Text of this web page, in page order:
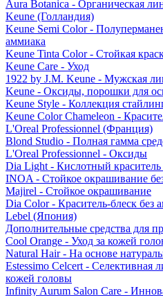
Aura Botanica - Органическая
Keune (Голландия)
Keune Semi Color -
аммиака
Keune Tinta Color - Стойкая
Keune Care - Уход
1922 by J.M. Keune - Мужская
Keune - Оксиды, порошки для
Keune Style - Коллекция
Keune Color Chameleon -
L'Oreal Professionnel (Франция)
Blond Studio - Полная гамма
L'Oreal Professionnel - Оксиды
Dia Light - Кислотный краситель
INOA - Стойкое окрашивание
Majirel - Стойкое окрашивание
Dia Color - Краситель-блеск без
Lebel (Япония)
Дополнительные средства для
Cool Orange - Уход за кожей
Natural Hair - На основе
Estessimo Celcert - Селективная
кожей головы
Infinity Aurum Salon Care -